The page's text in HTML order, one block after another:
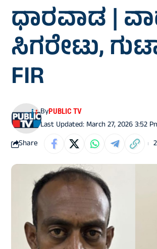
ಧಾರವಾಡ |
ಸಿಗರೇಟು,
FIR
Last Updated: March 27, 2026 3:52
ByPUBLIC TV
Share